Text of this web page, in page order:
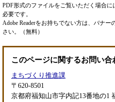
PDF形式のファイルをご覧いただく場合に
必要です。
Adobe Readerをお持ちでない方は、バナ
さい。（無料）
このページに関するお問い合
まちづくり推進課
〒620-8501
京都府福知山市字内記13番地の1